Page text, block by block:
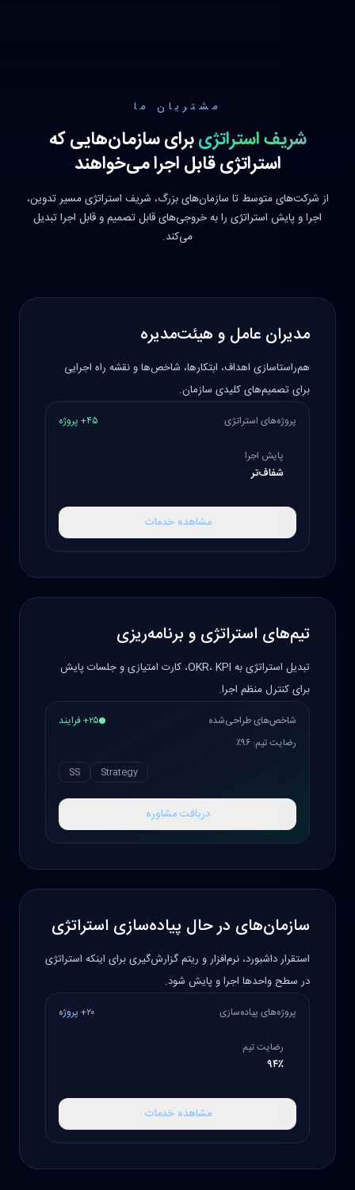
مشتریان ما
شریف استراتژیبرای سازمان‌هایی که
استراتژی قابل اجرا می‌خواهند
از شرکت‌های متوسط تا سازمان‌های بزرگ، شریف استراتژی مسیر تدوین،
اجرا و پایش استراتژی را به خروجی‌های قابل تصمیم و قابل اجرا تبدیل
می‌کند.
مدیران عامل و هیئت‌مدیره
هم‌راستاسازی اهداف، ابتکارها، شاخص‌ها و نقشه راه اجرایی
برای تصمیم‌های کلیدی سازمان.
پروژه‌های استراتژی ۴۵+ پروژه
پایش اجرا
شفاف‌تر
مشاهده خدمات
تیم‌های استراتژی و برنامه‌ریزی
تبدیل استراتژی به OKR، KPI، کارت امتیازی و جلسات پایش
برای کنترل منظم اجرا.
شاخص‌های طراحی‌شده
۲۵+ فرایند
رضایت تیم: ۹۶٪
Strategy
SS
دریافت مشاوره
سازمان‌های در حال پیاده‌سازی استراتژی
استقرار داشبورد، نرم‌افزار و ریتم گزارش‌گیری برای اینکه استراتژی
در سطح واحدها اجرا و پایش شود.
پروژه‌های پیاده‌سازی ۲۰+ پروژه
رضایت تیم
۹۴٪
مشاهده خدمات